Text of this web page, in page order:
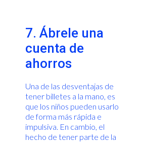
7. Ábrele una
cuenta de
ahorros
Una de las desventajas de
tener billetes a la mano, es
que los niños pueden usarlo
de forma más rápida e
impulsiva. En cambio, el
hecho de tener parte de la